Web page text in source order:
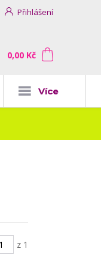
Přihlášení
0,00 Kč
Více
z 1